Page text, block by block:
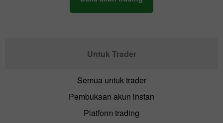
Untuk Trader
Semua untuk trader
Pembukaan akun instan
Platform trading